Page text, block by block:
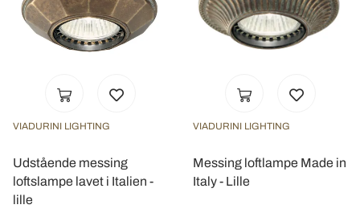
VIADURINI LIGHTING
Udstående messing
loftslampe lavet i Italien -
lille
VIADURINI LIGHTING
Messing loftlampe Made in
Italy - Lille